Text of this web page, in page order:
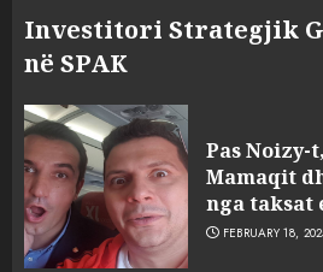
Investitori Strategjik
në SPAK
Pas Noizy-
Mamaqit
nga taksat
FEBRUARY 18,